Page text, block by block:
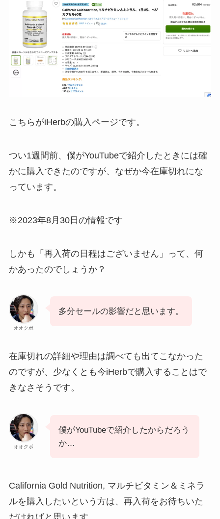
こちらがiHerbの購入ページです。
つい1週間前、僕がYouTubeで紹介したときには確
かに購入できたのですが、なぜか今在庫切れにな
っています。
※2023年8月30日の情報です
しかも「再入荷の日程はございません」って、何
かあったのでしょうか？
オオクボ
多分セールの影響だと思います。
在庫切れの詳細や理由は調べても出てこなかった
のですが、少なくとも今iHerbで購入することはで
きなさそうです。
オオクボ
僕がYouTubeで紹介したからだろう
か…
California Gold Nutrition, マルチビタミン＆ミネラ
ルを購入したいという方は、再入荷をお待ちいた
だければと思います。